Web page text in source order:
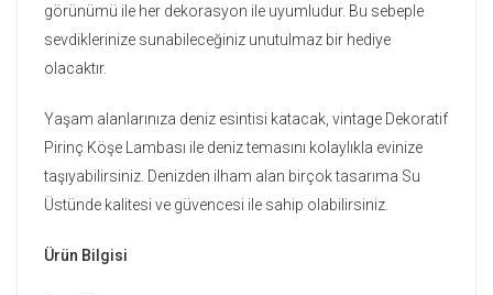
görünümü ile her dekorasyon ile uyumludur. Bu sebeple
sevdiklerinize sunabileceğiniz unutulmaz bir hediye
olacaktır.
Yaşam alanlarınıza deniz esintisi katacak, vintage Dekoratif
Pirinç Köşe Lambası ile deniz temasını kolaylıkla evinize
taşıyabilirsiniz. Denizden ilham alan birçok tasarıma Su
Üstünde kalitesi ve güvencesi ile sahip olabilirsiniz.
Ürün Bilgisi